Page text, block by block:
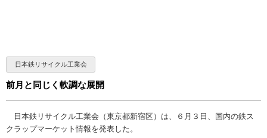
日本鉄リサイクル工業会
前月と同じく軟調な展開
日本鉄リサイクル工業会（東京都新宿区）は、６月３日、国内の鉄ス
クラップマーケット情報を発表した。